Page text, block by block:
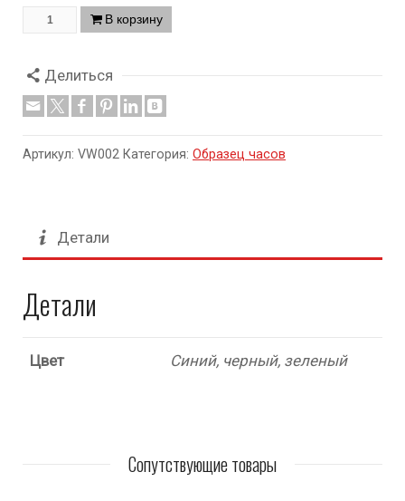
В корзину
Делиться
Артикул: VW002 Категория: Образец часов
Детали
Детали
Цвет Синий, черный, зеленый
Сопутствующие товары